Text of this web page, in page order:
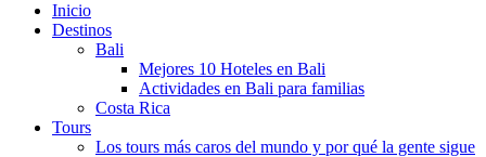
Inicio
Destinos
Bali
Mejores 10 Hoteles en Bali
Actividades en Bali para familias
Costa Rica
Tours
Los tours más caros del mundo y por qué la gente sigue